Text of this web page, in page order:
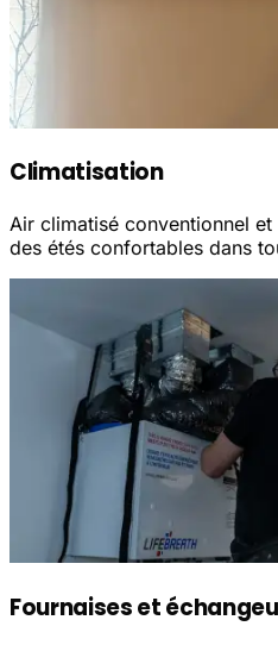
Climatisation
Air climatisé conventionnel
des étés confortables dans
Fournaises et